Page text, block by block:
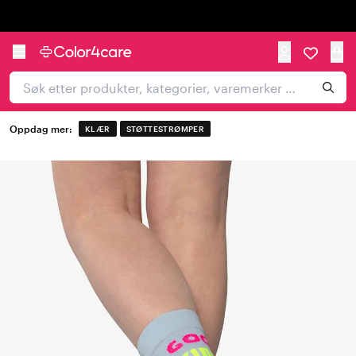
Oppdag mer: KLÆR STØTTESTRØMPER